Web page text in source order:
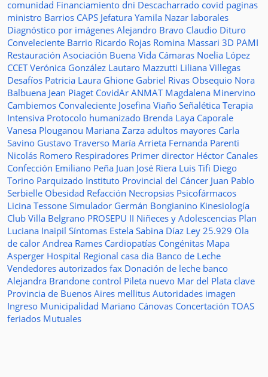
comunidad Financiamiento dni Descacharrado covid paginas
ministro Barrios CAPS Jefatura Yamila Nazar laborales
Diagnóstico por imágenes Alejandro Bravo Claudio Dituro
Conveleciente Barrio Ricardo Rojas Romina Massari 3D PAMI
Restauración Asociación Buena Vida Cámaras Noelia López
CCETVerónica González Lautaro Mazzutti Liliana Villegas
Desafíos Patricia Laura Ghione Gabriel Rivas Obsequio Nora
Balbuena Jean Piaget CovidAr ANMAT Magdalena Minervino
Cambiemos Convaleciente Josefina Viaño Señalética Terapia
Intensiva Protocolo humanizado Brenda Laya Caporale
Vanesa Plouganou Mariana Zarza adultos mayores Carla
Savino Gustavo Traverso María Arrieta Fernanda Parenti
Nicolás Romero Respiradores Primer director Héctor Canales
Confección Emiliano Peña Juan José Riera Luis Tifi Diego
Torino Parquizado Instituto Provincial del Cáncer Juan Pablo
Serbielle Obesidad Refacción Necropsias Psicofármacos
Licina Tessone Simulador Germán Bongianino Kinesiología
Club Villa Belgrano PROSEPU II Niñeces y Adolescencias Plan
Luciana Inaipil Síntomas Estela Sabina Díaz Ley 25.929 Ola
de calor Andrea Rames Cardiopatías Congénitas Mapa
Asperger Hospital Regional casa dia Banco de Leche
Vendedores autorizados fax Donación de leche banco
Alejandra Brandone control Pileta nuevo Mar del Plata clave
Provincia de Buenos Aires mellitus Autoridades imagen
Ingreso Municipalidad Mariano Cánovas Concertación TOAS
feriados Mutuales